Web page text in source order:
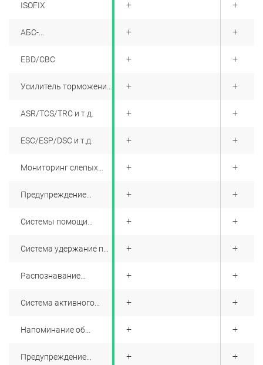
ISOFIX
АБС-
EBD/CBC
Усилитель торможения
ASR/TCS/TRC и т.д.
ESC/ESP/DSC и т.д.
Мониторинг слепых
Предупреждение
Системы помощи
Система удержание по
Распознавание
Система активного
Напоминание об
Предупреждение
+
+
+
+
+
+
+
+
+
+
+
+
+
+
+
+
+
+
+
+
+
+
+
+
+
+
+
+
+
+
+
+
+
+
+
+
+
+
+
+
+
+